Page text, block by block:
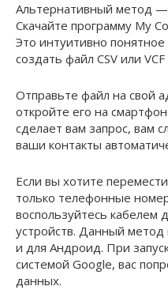
Альтернативный метод —
Скачайте программу My
Это интуитивно
создать файл CSV или
Отправьте файл на свой
откройте его на
сделает вам запрос, вам
ваши контакты
Если вы хотите
только телефонные
воспользуйтесь кабелем
устройств. Данный
и для Андроид. При
системой Google, вас
данных.